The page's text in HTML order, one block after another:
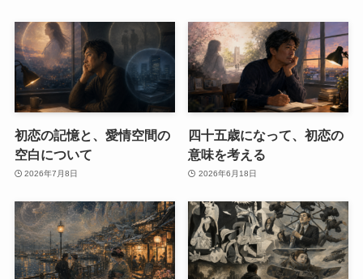
初恋の記憶と、愛情空間の
空白について
2026年7月8日
四十五歳になって、初恋の
意味を考える
2026年6月18日